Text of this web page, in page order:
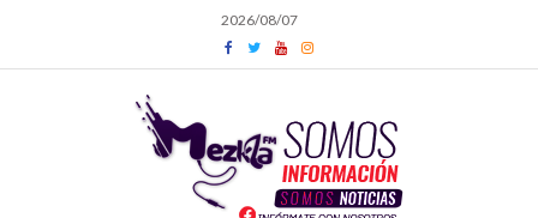
content
2026/08/07